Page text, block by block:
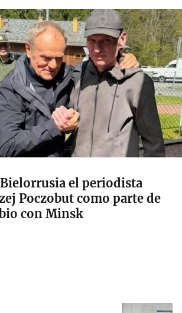
el periodista
Poczobut como parte de
con Minsk